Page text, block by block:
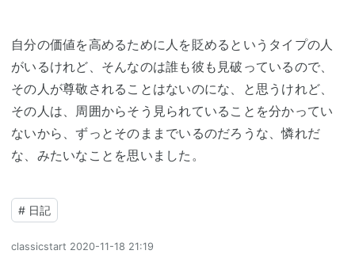
自分の価値を高めるために人を貶めるというタイプの人
がいるけれど、そんなのは誰も彼も見破っているので、
その人が尊敬されることはないのにな、と思うけれど、
その人は、周囲からそう見られていることを分かってい
ないから、ずっとそのままでいるのだろうな、憐れだ
な、みたいなことを思いました。
# 日記
classicstart 2020-11-18 21:19